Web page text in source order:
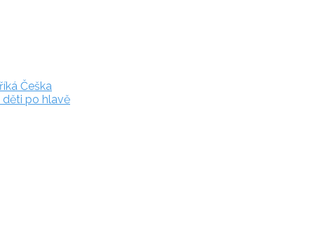
Češka
děti po hlavě